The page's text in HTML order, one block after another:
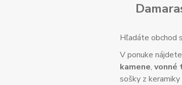
Hľadáte obchod
V ponuke
kamene, vonné
sošky z keramiky